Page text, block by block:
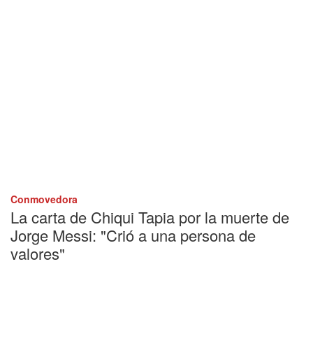
Conmovedora
La carta de Chiqui Tapia por la muerte de
Jorge Messi: "Crió a una persona de
valores"